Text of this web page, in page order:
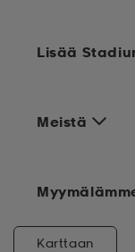
Meistä
Lisää
Karttaan